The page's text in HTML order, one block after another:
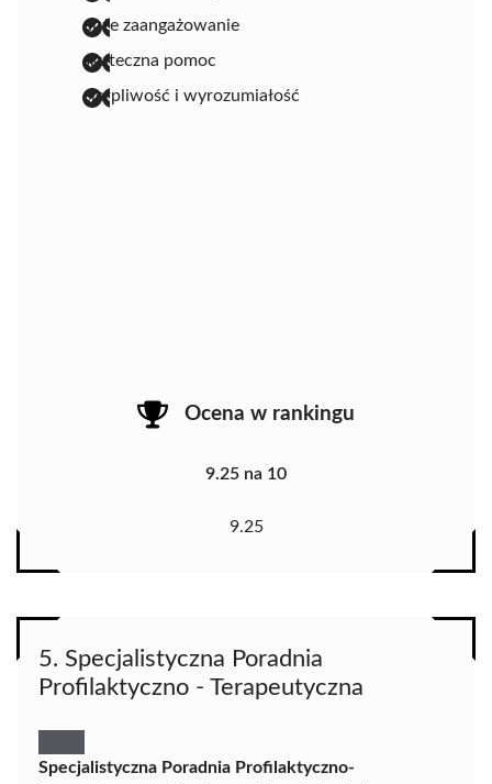
duże zaangażowanie
skuteczna pomoc
cierpliwość i wyrozumiałość
Ocena w rankingu
9.25 na 10
9.25
5. Specjalistyczna Poradnia
Profilaktyczno - Terapeutyczna
Specjalistyczna Poradnia Profilaktyczno-